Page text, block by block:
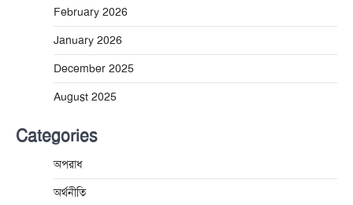
February 2026
January 2026
December 2025
August 2025
Categories
অপরাধ
অর্থনীতি